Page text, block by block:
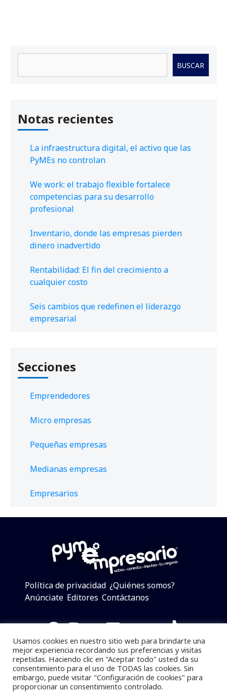
BUSCAR
Notas recientes
La infraestructura digital, el activo que las
PyMEs no controlan
We work: el trabajo flexible fortalece
competencias para su desarrollo
profesional
Inventario, donde las empresas pierden
dinero inadvertido
Rentabilidad: El fin del crecimiento a
cualquier costo
Seis cambios que redefinen el liderazgo
empresarial
Secciones
Emprendedores
Micro empresas
Pequeñas empresas
Medianas empresas
Empresarios
Política de privacidad ¿Quiénes somos?
Anúnciate Editores Contáctanos
Facebook
Instagram
Twitter
LinkedIn
Telegram
YouTube
TikTok
Pymempresario © 2025 Todos los derechos reservados.
Se prohibe el uso de la información total o parcial sin
Usamos cookies en nuestro sitio web para brindarte una
mejor experiencia recordando sus preferencias y visitas
repetidas. Haciendo clic en "Aceptar todo" usted da su
consentimiento para el uso de TODAS las cookies. Sin
embargo, puede visitar "Configuración de cookies" para
proporcionar un consentimiento controlado.